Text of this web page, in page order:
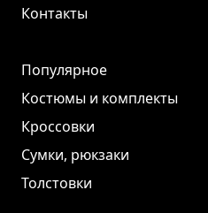
Контакты
Популярное
Костюмы и комплекты
Кроссовки
Сумки, рюкзаки
Толстовки